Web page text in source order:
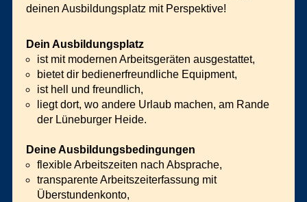
deinen Ausbildungsplatz mit Perspektive!
Dein Ausbildungsplatz
ist mit modernen Arbeitsgeräten ausgestattet,
bietet dir bedienerfreundliche Equipment,
ist hell und freundlich,
liegt dort, wo andere Urlaub machen, am Rande
der Lüneburger Heide.
Deine Ausbildungsbedingungen
flexible Arbeitszeiten nach Absprache,
transparente Arbeitszeiterfassung mit
Überstundenkonto,